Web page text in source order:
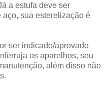
a estufa deve ser
sua esterelização é
ser indicado/aprovado
os aparelhos, seu
além disso não